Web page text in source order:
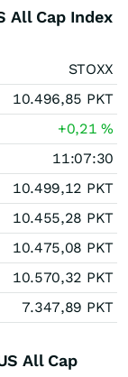
All Cap Index
STOXX
10.496,85 PKT
+0,21%
11:07:30
10.499,12 PKT
10.455,28 PKT
10.475,08 PKT
10.570,32 PKT
7.347,89 PKT
All Cap